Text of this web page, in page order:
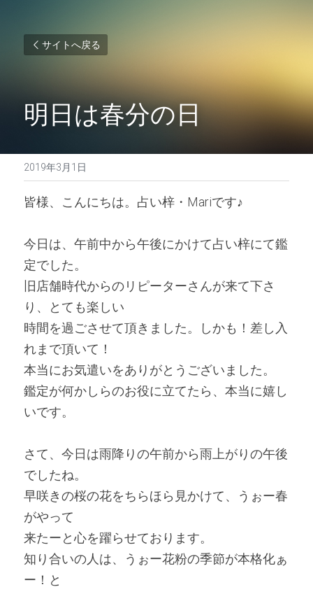
サイトへ戻る
明日は春分の日
2019年3月1日
皆様、こんにちは。占い梓・Mariです♪
今日は、午前中から午後にかけて占い梓にて鑑
定でした。
旧店舗時代からのリピーターさんが来て下さ
り、とても楽しい
時間を過ごさせて頂きました。しかも！差し入
れまで頂いて！
本当にお気遣いをありがとうございました。
鑑定が何かしらのお役に立てたら、本当に嬉し
いです。
さて、今日は雨降りの午前から雨上がりの午後
でしたね。
早咲きの桜の花をちらほら見かけて、うぉー春
がやって
来たーと心を躍らせております。
知り合いの人は、うぉー花粉の季節が本格化ぁ
ー！と